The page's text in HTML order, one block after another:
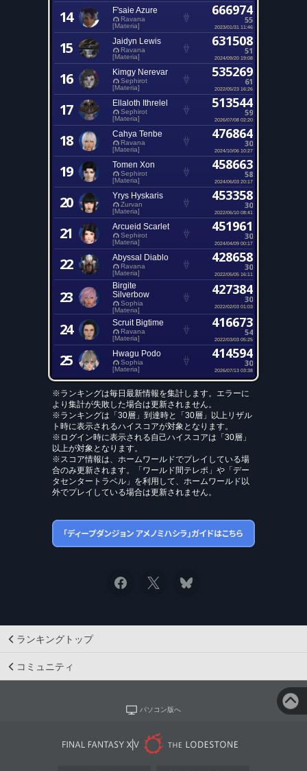
14 F'saie Azure
Ravana
[Materia]
666974
55
2023/01/31 11:46
15 Jaidyn Lewis
Ravana
[Materia]
631508
51
2024/09/20 19:08
16 Kimgy Nerevar
Sephirot
[Materia]
535269
61
2022/05/23 16:26
17 Ellaloth Ithrelel
Sephirot
[Materia]
513544
59
2026/07/08 02:20
18 Cahya Tenbe
Ravana
[Materia]
476864
30
2024/10/06 10:27
19 Tomen Xon
Sephirot
[Materia]
458663
58
2024/06/03 20:17
20 Yrys Hyskaris
Zurvan
[Materia]
453358
30
2022/06/10 08:41
21 Arcueid Scarlet
Sephirot
[Materia]
451961
30
2024/04/09 00:17
22 Abyssal Diablo
Ravana
[Materia]
428658
30
2022/05/05 16:11
23
Birgite
Silverbow
Sophia
[Materia]
427384
30
2022/02/03 01:03
24 Scruit Bigtime
Ravana
[Materia]
416673
54
2022/03/03 05:25
25 Hwagu Podo
Sophia
[Materia]
414594
30
2026/07/13 03:38
※ランキングは毎日最新情報を集計します。エラーに
より集計が失敗した場合は更新されません。
※ランキングは「30層」到達時と「30層」以上リザル
ト時に表示されるハイスコアが対象となります。
※ログイン時に表示される自己ハイスコアは「30層」
以上が対象となります。
※スコア情報は、ホームワールドでプレイしている場
合のみ更新されます。「ワールド間テレポ」や「デー
タセンタートラベル」を利用して、ホームワールド以
外でプレイしている場合は更新されません。
ランキングトップ
コミュニティ
パソコン版へ